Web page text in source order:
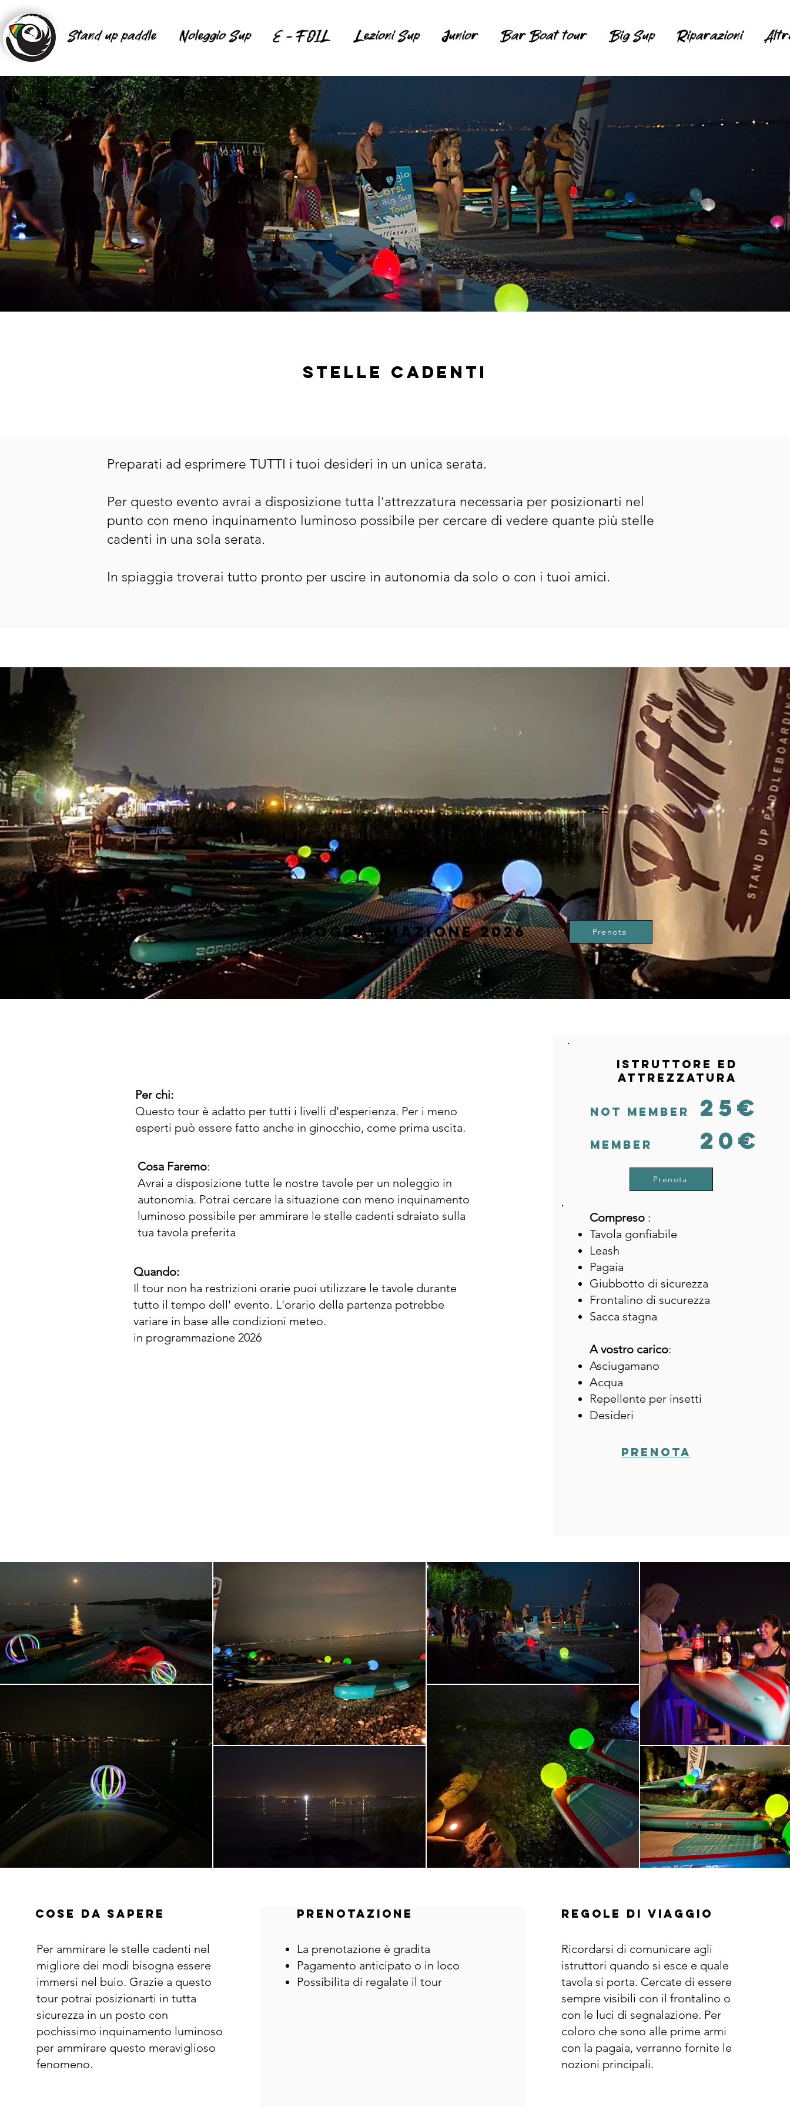
Stand up paddle Noleggio Sup E - FOIL Lezioni Sup Junior Bar Boat tour Big Sup Riparazioni
Stelle cadenti
Preparati ad esprimere TUTTI i tuoi desideri in un unica serata.
Per questo evento avrai a disposizione tutta l'attrezzatura necessaria per posizionarti nel
punto con meno inquinamento luminoso possibile per cercare di vedere quante più stelle
cadenti in una sola serata.
In spiaggia troverai tutto pronto per uscire in autonomia da solo o con i tuoi amici.
in programmazione 2026 Prenota
Per chi:
Questo tour è adatto per tutti i livelli d'esperienza. Per i meno
esperti può essere fatto anche in ginocchio, come prima uscita.
Cosa Faremo:
Avrai a disposizione tutte le nostre tavole per un noleggio in
autonomia. Potrai cercare la situazione con meno inquinamento
luminoso possibile per ammirare le stelle cadenti sdraiato sulla
tua tavola preferita
Quando:
Il tour non ha restrizioni orarie puoi utilizzare le tavole durante
tutto il tempo dell' evento. L'orario della partenza potrebbe
variare in base alle condizioni meteo.
​in programmazione 2026
Prenota
Istruttore ed
attrezzatura
Not Member 25€
Member 20€
Compreso :
Tavola gonfiabile
Leash
Pagaia
Giubbotto di sicurezza
Frontalino di sucurezza
Sacca stagna
A vostro carico:
Asciugamano
Acqua
Repellente per insetti
Desideri
Prenota
Cose da sapere
Per ammirare le stelle cadenti nel
migliore dei modi bisogna essere
immersi nel buio. Grazie a questo
tour potrai posizionarti in tutta
sicurezza in un posto con
pochissimo inquinamento luminoso
per ammirare questo meraviglioso
fenomeno.
Prenotazione
La prenotazione è gradita
Pagamento anticipato o in loco
Possibilita di regalate il tour
Regole di viaggio
Ricordarsi di comunicare agli
istruttori quando si esce e quale
tavola si porta. Cercate di essere
sempre visibili con il frontalino o
con le luci di segnalazione. Per
coloro che sono alle prime armi
con la pagaia, verranno fornite le
nozioni principali.